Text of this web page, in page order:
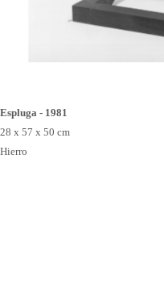
Espluga - 1981
28 x 57 x 50 cm
Hierro